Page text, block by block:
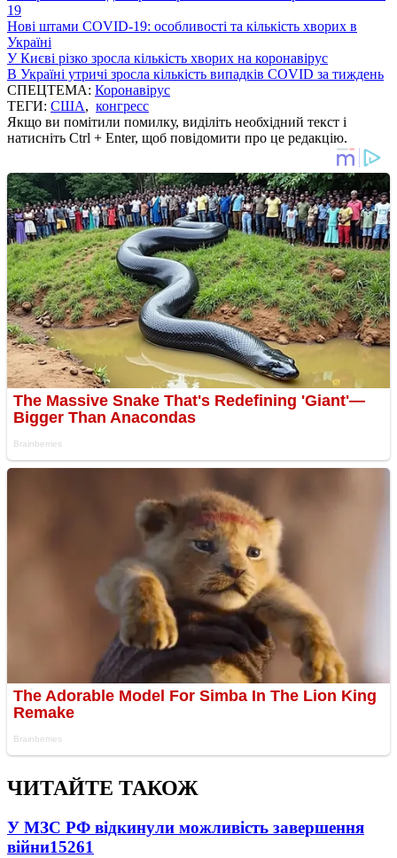
19
Нові штами COVID-19: особливості та кількість хворих в
Україні
У Києві різко зросла кількість хворих на коронавірус
В Україні утричі зросла кількість випадків COVID за тиждень
СПЕЦТЕМА: Коронавірус
ТЕГИ: США, конгресс
Якщо ви помітили помилку, виділіть необхідний текст і
натисніть Ctrl + Enter, щоб повідомити про це редакцію.
ЧИТАЙТЕ ТАКОЖ
У МЗС РФ відкинули можливість завершення
війни15261